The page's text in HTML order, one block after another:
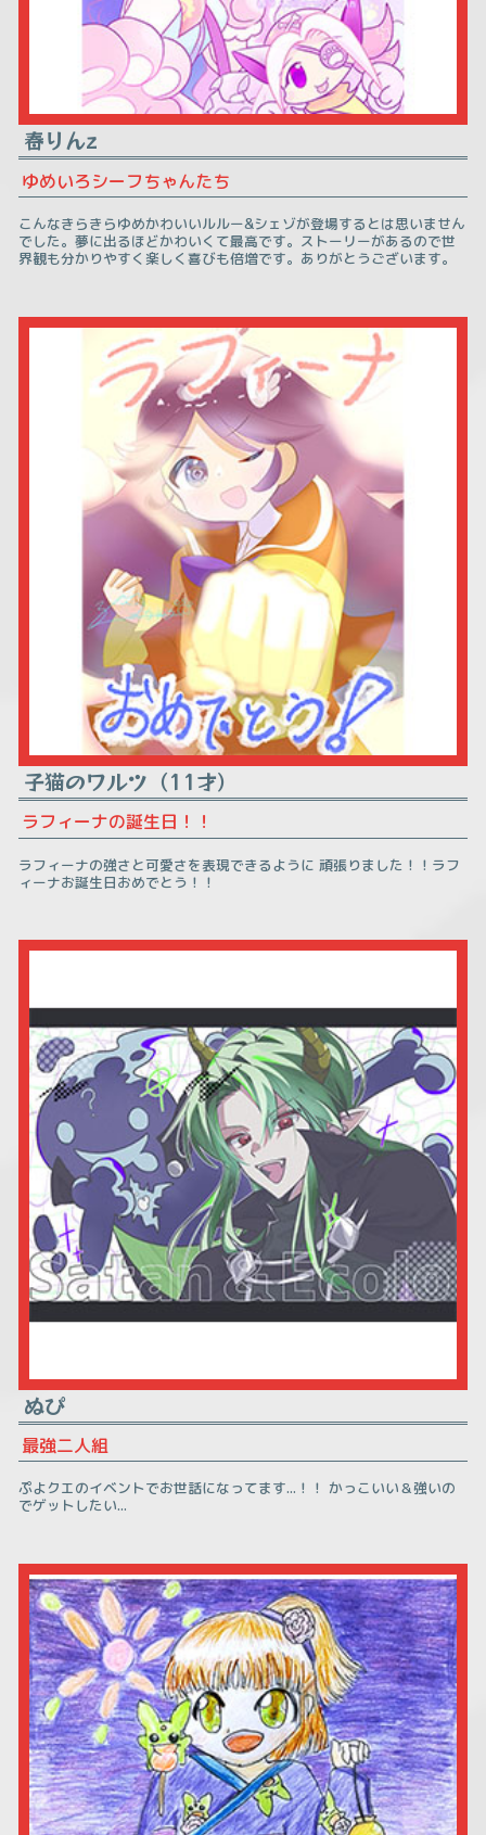
春りんz
ゆめいろシーフちゃんたち
こんなきらきらゆめかわいいルルー&シェゾが登場するとは思いません
でした。夢に出るほどかわいくて最高です。ストーリーがあるので世
界観も分かりやすく楽しく喜びも倍増です。ありがとうございます。
子猫のワルツ（11才）
ラフィーナの誕生日！！
ラフィーナの強さと可愛さを表現できるように 頑張りました！！ラフ
ィーナお誕生日おめでとう！！
ぬぴ
最強二人組
ぷよクエのイベントでお世話になってます...！！ かっこいい＆強いの
でゲットしたい...